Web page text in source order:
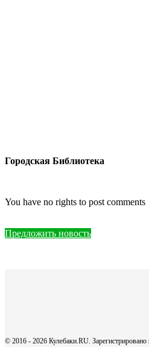
Городская Библиотека
You have no rights to post comments
Предложить новость
© 2016 - 2026 Кулебаки.RU.